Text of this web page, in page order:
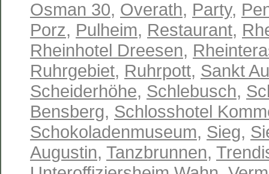
Osman 30, Overath, Party,
Porz, Pulheim, Restaurant,
Rheinhotel Dreesen,
Ruhrgebiet, Ruhrpott, Sankt
Scheiderhöhe, Schlebusch,
Bensberg, Schlosshotel
Schokoladenmuseum, Sieg,
Augustin, Tanzbrunnen,